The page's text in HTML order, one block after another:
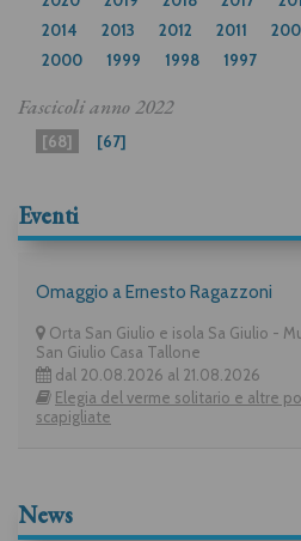
2014
2013 2012 2011
2000
1999 1998 1997
Fascicoli anno2022
[68] [67]
Eventi
Omaggio a Ernesto Ragazzoni
Orta San Giulio e isola Sa Giulio -
San Giulio Casa Tallone
dal 20.08.2026 al 21.08.2026
Elegia del verme solitario e altre
scapigliate
News